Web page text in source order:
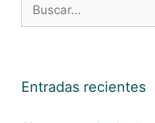
Entradas recientes